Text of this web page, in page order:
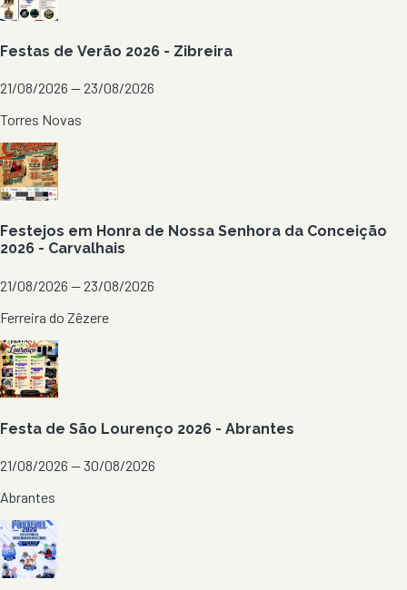
Festas de Verão 2026 - Zibreira
21/08/2026 — 23/08/2026
Torres Novas
Festejos em Honra de Nossa Senhora da Conceição
2026 - Carvalhais
21/08/2026 — 23/08/2026
Ferreira do Zêzere
Festa de São Lourenço 2026 - Abrantes
21/08/2026 — 30/08/2026
Abrantes